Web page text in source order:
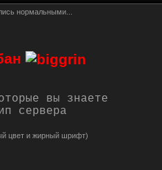
нормальными...
вы знаете
сервера
цвет и жирный шрифт)